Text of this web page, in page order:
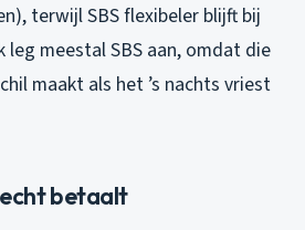
terwijl SBS flexibeler blijft bij
leg meestal SBS aan, omdat die
maakt als het ’s nachts vriest
betaalt